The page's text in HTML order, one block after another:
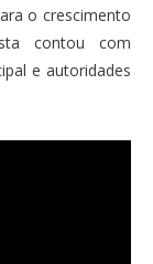
o crescimento
contou com
e autoridades